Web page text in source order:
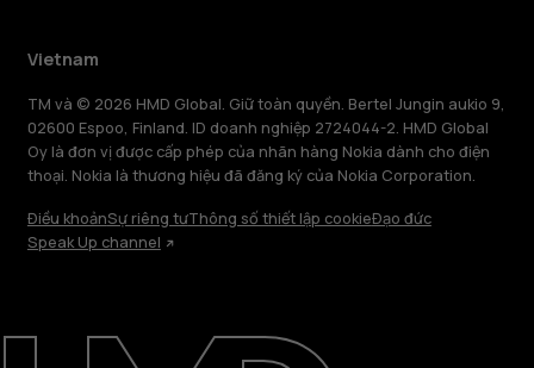
Giới thiệu
Vietnam
TM và © 2026 HMD Global. Giữ toàn quyền. Bertel Jungin aukio 9,
02600 Espoo, Finland. ID doanh nghiệp 2724044-2. HMD Global
Oy là đơn vị được cấp phép của nhãn hàng Nokia dành cho điện
thoại. Nokia là thương hiệu đã đăng ký của Nokia Corporation.
Điều khoảnSự riêng tưThông số thiết lập cookieĐạo đức
Speak Up channel